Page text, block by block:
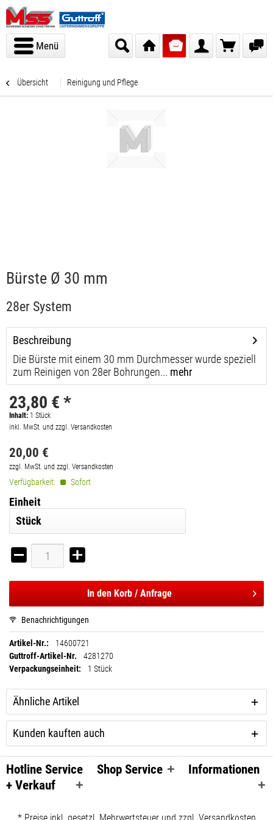
Menü
Übersicht Reinigung und Pflege
Bürste Ø 30 mm
28er System
Beschreibung
Die Bürste mit einem 30 mm Durchmesser wurde speziell
zum Reinigen von 28er Bohrungen... mehr
23,80 € *
Inhalt: 1 Stück
inkl. MwSt. und zzgl. Versandkosten
20,00 €
zzgl. MwSt. und zzgl. Versandkosten
Verfügbarkeit: Sofort
Einheit
In den Korb / Anfrage
Benachrichtigungen
Artikel-Nr.:
14600721
Guttroff-Artikel-Nr.
4281270
Verpackungseinheit:
1 Stück
Ähnliche Artikel
Kunden kauften auch
Hotline Service
+ Verkauf
Shop Service Informationen